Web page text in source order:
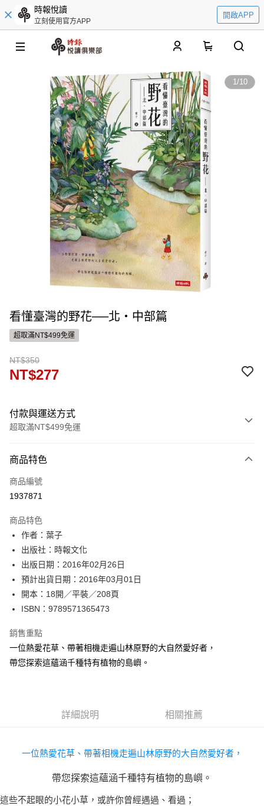
時報悅讀
立刻使用官方APP
開啟APP
1/10
看懂臺灣的野花──北‧中部篇
超取滿NT$499免運
NT$350
NT$277
付款與運送方式
超取滿NT$499免運
信用卡一次付款
ATM付款
運送方式
付款後全家取貨
每筆NT$60，滿NT$499(含以上)免運費
付款後7-11取貨
每筆NT$60，滿NT$499(含以上)免運費
宅配
每筆NT$100，滿NT$499(含以上)免運費
商品特色
商品編號
1937871
商品特色
作者：葉子
出版社：時報文化
出版日期：2016年02月26日
預計出貨日期：2016年03月01日
開本：18開／平裝／208頁
ISBN：9789571365473
銷售重點
一位熱愛花草、帶著相機走遍山林原野的大自然愛好者，
帶您探索這蘊涵千種特有植物的島嶼。
詳細說明 相關推薦
一位熱愛花草、帶著相機走遍山林原野的大自然愛好者，
帶您探索這蘊涵千種特有植物的島嶼。
這些不起眼的小花小草，或許你曾經遇過、看過；